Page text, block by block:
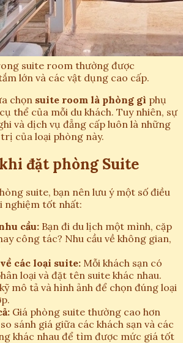
suite room thường được
lớn và các vật dụng cao cấp.
chọn suite room là phòng gì phụ
thể của mỗi du khách. Tuy nhiên, sự
và dịch vụ đẳng cấp luôn là những
của loại phòng này.
đặt phòng Suite
suite, bạn nên lưu ý một số điều
nghiệm tốt nhất:
cầu: Bạn đi du lịch một mình, cặp
công tác? Nhu cầu về không gian,
các loại suite: Mỗi khách sạn có
loại và đặt tên suite khác nhau.
mô tả và hình ảnh để chọn đúng loại
Giá phòng suite thường cao hơn
sánh giá giữa các khách sạn và các
khác nhau để tìm được mức giá tốt